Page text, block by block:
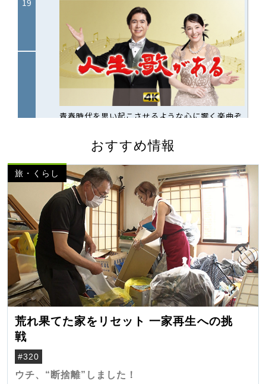
おすすめ情報
旅・くらし
荒れ果てた家をリセット 一家再生への挑
戦
#320
ウチ、“断捨離”しました！